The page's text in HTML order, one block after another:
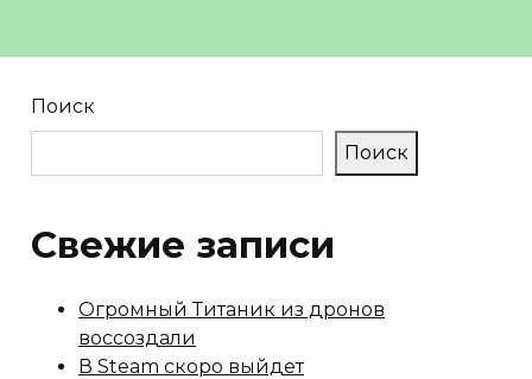
Поиск
Поиск
Свежие записи
Огромный Титаник из дронов
воссоздали
В Steam скоро выйдет